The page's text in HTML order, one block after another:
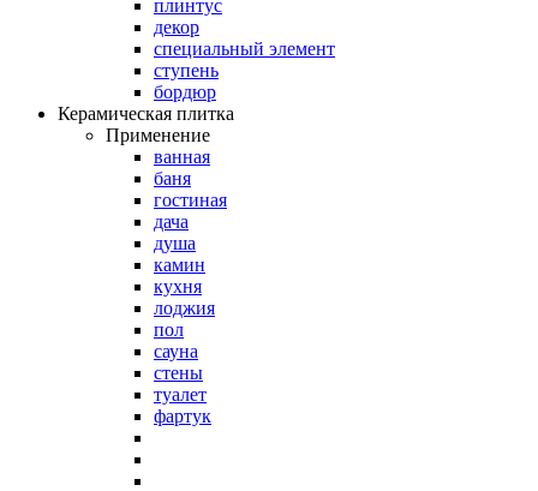
плинтус
декор
специальный элемент
ступень
бордюр
Керамическая плитка
Применение
ванная
баня
гостиная
дача
душа
камин
кухня
лоджия
пол
сауна
стены
туалет
фартук